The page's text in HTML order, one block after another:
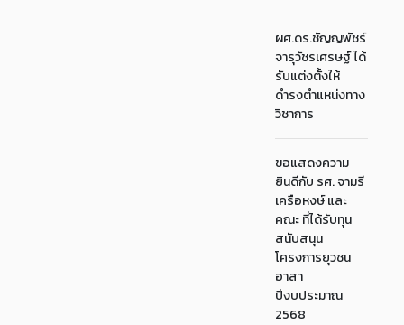
ผศ.ดร.ชัญญพัชร์
จารุวัชรเศรษฐ์ ได้
รับแต่งตั้งให้
ดำรงตำแหน่งทาง
วิชาการ
ขอแสดงความ
ยินดีกับ รศ. จามรี
เครือหงษ์ และ
คณะ ที่ได้รับทุน
สนับสนุน
โครงการยุวชน
อาสา
ปีงบประมาณ
2568